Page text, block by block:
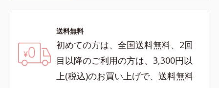
送料無料
初めての方は、全国送料無料、2回
目以降のご利用の方は、3,300円以
上(税込)のお買い上げで、送料無料